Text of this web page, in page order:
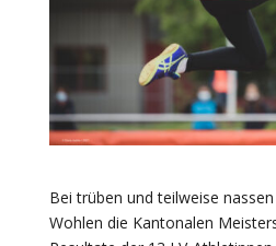
Bei trüben und teilweise
Wohlen die Kantonalen